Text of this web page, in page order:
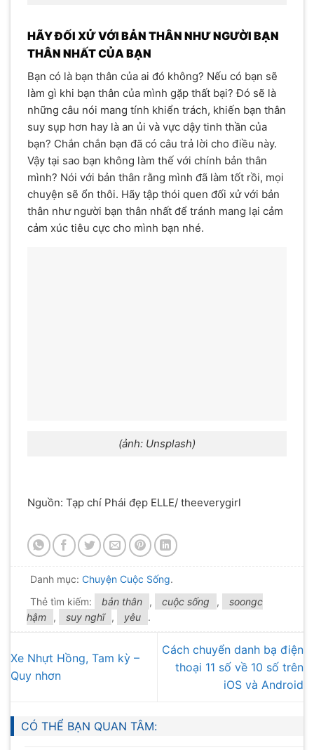
HÃY ĐỐI XỬ VỚI BẢN THÂN NHƯ NGƯỜI BẠN
THÂN NHẤT CỦA BẠN
Bạn có là bạn thân của ai đó không? Nếu có bạn sẽ
làm gì khi bạn thân của mình gặp thất bại? Đó sẽ là
những câu nói mang tính khiển trách, khiến bạn thân
suy sụp hơn hay là an ủi và vực dậy tinh thần của
bạn? Chắn chắn bạn đã có câu trả lời cho điều này.
Vậy tại sao bạn không làm thế với chính bản thân
mình? Nói với bản thân rằng mình đã làm tốt rồi, mọi
chuyện sẽ ổn thôi. Hãy tập thói quen đối xử với bản
thân như người bạn thân nhất để tránh mang lại cảm
cảm xúc tiêu cực cho mình bạn nhé.
(ảnh: Unsplash)
Nguồn: Tạp chí Phái đẹp ELLE/ theeverygirl
Danh mục: Chuyện Cuộc Sống.
Thẻ tìm kiếm:
bản thân , cuộc sống ,
soongc
hậm
, suy nghĩ , yêu .
Xe Nhựt Hồng, Tam kỳ –
Quy nhơn
Cách chuyển danh bạ điện
thoại 11 số về 10 số trên
iOS và Android
CÓ THỂ BẠN QUAN TÂM: